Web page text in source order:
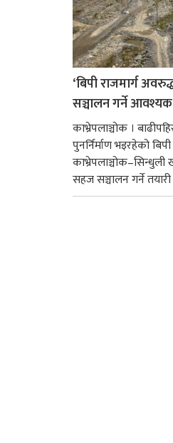
‘बिपी राजमार्ग
सञ्चालन गर्ने आवश्यक
काभ्रेपलाञ्चोक ।
पुनर्निर्माण भइरहेको
काभ्रेपलाञ्चोक–सिन्धुली
सहज सञ्चालन गर्ने